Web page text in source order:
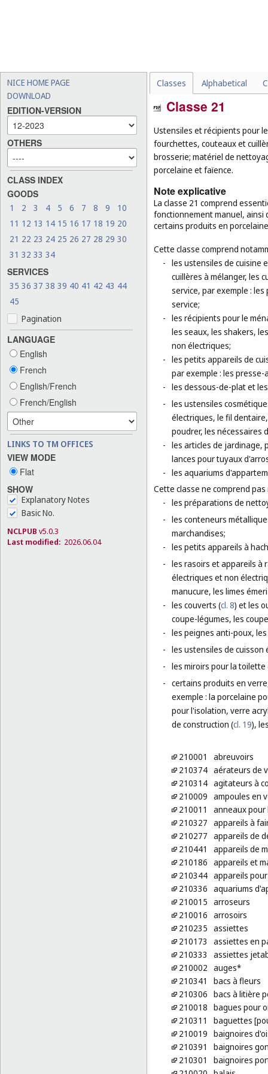
NICE HOME PAGE
DOWNLOAD
EDITION-VERSION
OTHERS
CLASS INDEX
GOODS
1 2 3 4 5 6 7 8 9
10
11 12 13 14 15 16 17 18 19 20
21 22 23 24 25 26 27 28 29 30
31 32 33 34
SERVICES
35 36 37 38 39 40 41 42 43 44
45
Pagination
LANGUAGE
English
French
English/French
French/English
LINKS TO TM OFFICES
VIEW MODE
Flat
SHOW
Explanatory Notes
Basic No.
NCLPUB v5.0.3
Last modified: 2026.06.04
Classes Alphabetical
Classe 21
Ustensiles et récipients pour
fourchettes, couteaux et
brosserie; matériel de
porcelaine et faïence.
Note explicative
La classe 21 comprend
fonctionnement manuel, ainsi
certains produits en
Cette classe comprend
- les ustensiles de cuisine
cuillères à mélanger, les
service, par exemple :
service;
- les récipients pour le
les seaux, les shakers,
non électriques;
- les petits appareils de
par exemple : les
- les dessous-de-plat et
- les ustensiles
électriques, le fil
poudrer, les nécessaires
- les articles de jardinage,
lances pour tuyaux
- les aquariums
Cette classe ne comprend
- les préparations de
- les conteneurs
marchandises;
- les petits appareils à
- les rasoirs et appareils à
électriques et non
manucure, les limes
- les couverts (cl. 8) et les
coupe-légumes, les
- les peignes anti-poux,
- les ustensiles de cuisson
- les miroirs pour la toilette
- certains produits en
exemple : la porcelaine
pour l'isolation, verre
de construction (cl. 19),
210001
abreuvoirs
210374 aérateurs de
210314 agitateurs à
210009 ampoules en
210011
anneaux pour
210327 appareils à
210277 appareils de
210441
appareils de
210186 appareils et
210344 appareils
210336 aquariums
210015 arroseurs
210016 arrosoirs
210235 assiettes
210173
assiettes en
210333
assiettes
210002 auges*
210341
bacs à fleurs
210306 bacs à litière
210018 bagues pour
210311
baguettes
210019 baignoires
210391
baignoires
210301
baignoires